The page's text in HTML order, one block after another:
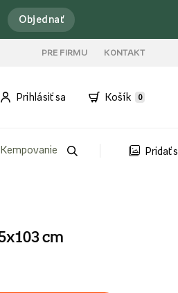
Objednať
PRE FIRMU KONTAKT
Prihlásiť sa Košík 0
Kempovanie Pridať